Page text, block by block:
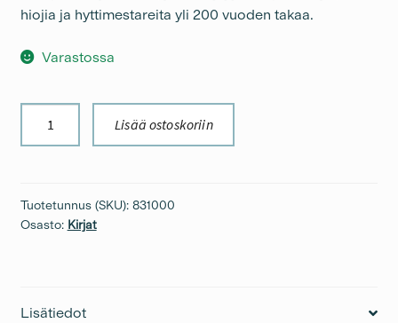
hiojia ja hyttimestareita yli 200 vuoden takaa.
Varastossa
lasimestarit
&
Pekka
Lisää ostoskoriin
Tuotetunnus (SKU): 831000
Osasto: Kirjat
Lisätiedot